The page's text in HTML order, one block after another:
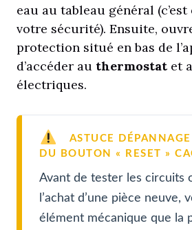
eau au tableau général
votre sécurité). Ensuite,
protection situé en bas de
d’accéder au thermostat et
électriques.
ASTUCE
DU BOUTON « RESET »
Avant de tester les circuits
l’achat d’une pièce neuve,
élément mécanique que la